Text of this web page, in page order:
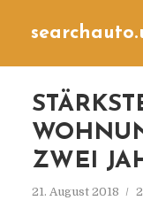
ZWEI
21. August 2018